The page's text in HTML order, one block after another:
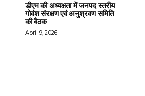
डीएम की अध्यक्षता में जनपद स्तरीय
गोवंश संरक्षण एवं अनुश्रवण समिति
की बैठक
April 9, 2026